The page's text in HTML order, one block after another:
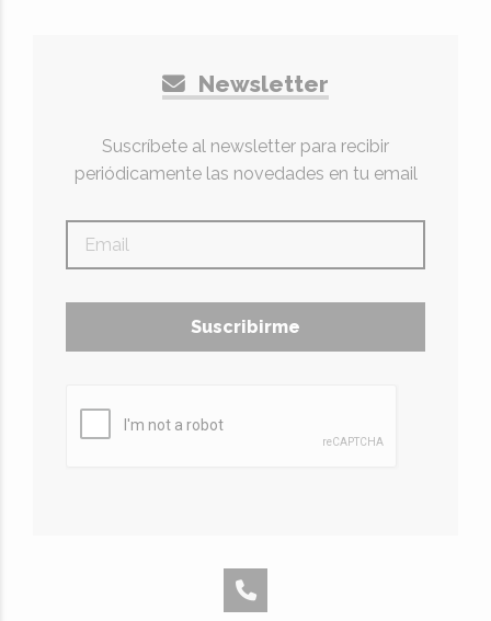
Newsletter
Suscríbete al newsletter para recibir
periódicamente las novedades en tu email
Suscribirme